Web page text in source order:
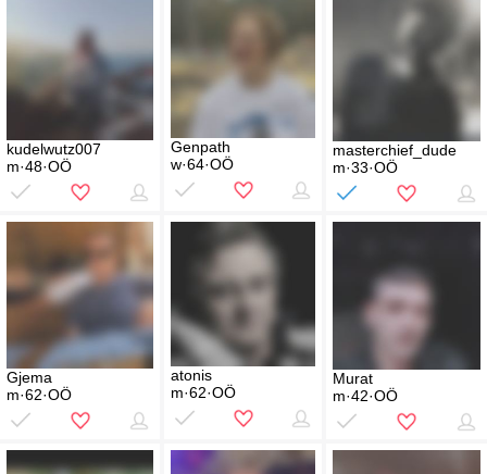
kudelwutz007
m·48·OÖ
Genpath
w·64·OÖ
masterchief_dude
m·33·OÖ
Gjema
m·62·OÖ
atonis
m·62·OÖ
Murat
m·42·OÖ